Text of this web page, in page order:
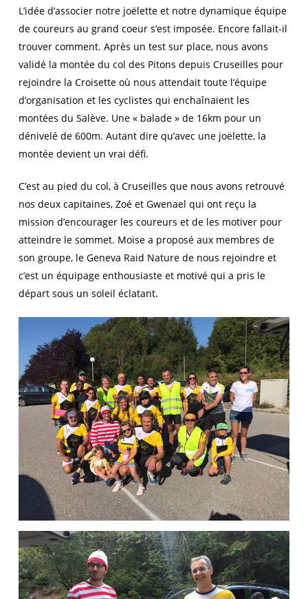
L’idée d’associer notre joëlette et notre dynamique équipe
de coureurs au grand coeur s’est imposée. Encore fallait-il
trouver comment. Après un test sur place, nous avons
validé la montée du col des Pitons depuis Cruseilles pour
rejoindre la Croisette où nous attendait toute l’équipe
d’organisation et les cyclistes qui enchaînaient les
montées du Salève. Une « balade » de 16km pour un
dénivelé de 600m. Autant dire qu’avec une joëlette, la
montée devient un vrai défi.
C’est au pied du col, à Cruseilles que nous avons retrouvé
nos deux capitaines, Zoé et Gwenael qui ont reçu la
mission d’encourager les coureurs et de les motiver pour
atteindre le sommet. Moïse a proposé aux membres de
son groupe, le Geneva Raid Nature de nous rejoindre et
c’est un équipage enthousiaste et motivé qui a pris le
départ sous un soleil éclatant.